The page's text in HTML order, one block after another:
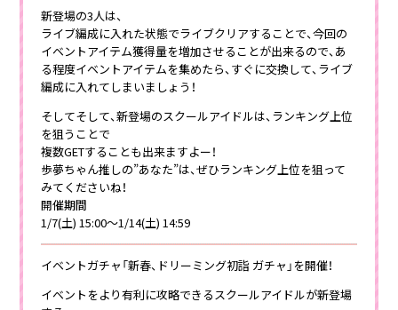
新登場の3人は、
ライブ編成に入れた状態でライブクリアすることで、今回の
イベントアイテム獲得量を増加させることが出来るので、あ
る程度イベントアイテムを集めたら、すぐに交換して、ライブ
編成に入れてしまいましょう！
そしてそして、新登場のスクールアイドルは、ランキング上位
を狙うことで
複数GETすることも出来ますよー！
歩夢ちゃん推しの”あなた”は、ぜひランキング上位を狙って
みてくださいね！
開催期間
1/7(土) 15:00～1/14(土) 14:59
イベントガチャ「新春、ドリーミング初詣 ガチャ」を開催！
イベントをより有利に攻略できるスクールアイドルが新登場